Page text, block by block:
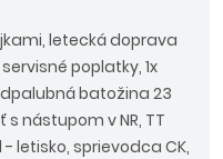
letecká doprava
poplatky, 1x
batožina 23
nástupom v NR, TT
letisko, sprievodca CK,